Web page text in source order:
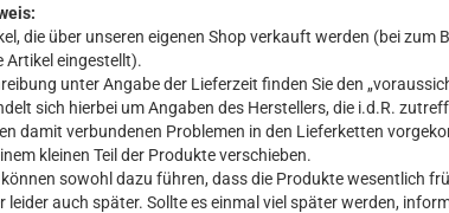
die über unseren eigenen Shop verkauft werden (bei zum
Artikel eingestellt).
unter Angabe der Lieferzeit finden Sie den
sich hierbei um Angaben des Herstellers, die i.d.R.
damit verbundenen Problemen in den Lieferketten
kleinen Teil der Produkte verschieben.
sowohl dazu führen, dass die Produkte wesentlich
leider auch später. Sollte es einmal viel später werden,